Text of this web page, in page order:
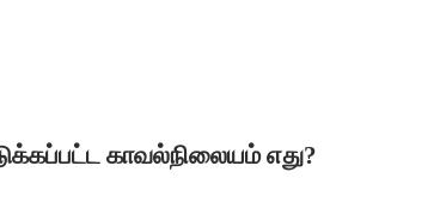
காவல்நிலையம் எது?